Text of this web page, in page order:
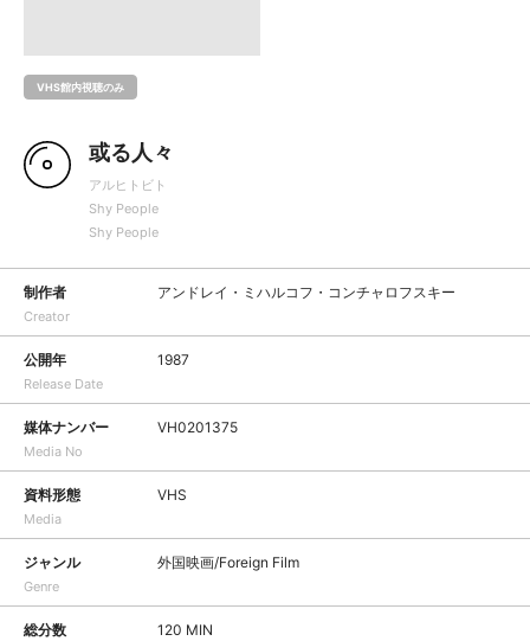
VHS館内視聴のみ
或る人々
アルヒトビト
Shy People
Shy People
制作者
Creator
アンドレイ・ミハルコフ・コンチャロフスキー
公開年
Release Date
1987
媒体ナンバー
Media No
VH0201375
資料形態
Media
VHS
ジャンル
Genre
外国映画/Foreign Film
総分数 120 MIN